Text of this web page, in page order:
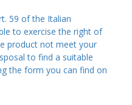
59 of the Italian
to exercise the right of
product not meet your
to find a suitable
the form you can find on